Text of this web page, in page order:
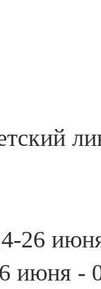
26
июня -